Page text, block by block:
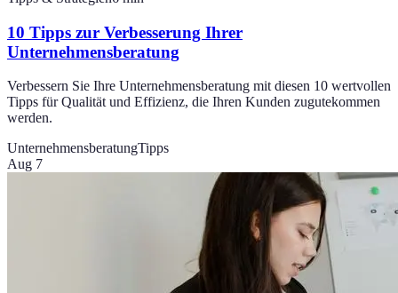
10 Tipps zur Verbesserung Ihrer
Unternehmensberatung
Verbessern Sie Ihre Unternehmensberatung mit diesen 10 wertvollen
Tipps für Qualität und Effizienz, die Ihren Kunden zugutekommen
werden.
UnternehmensberatungTipps
Aug 7